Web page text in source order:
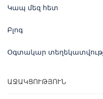
Կապ մեզ հետ
Բլոգ
Օգտակար
ԱՋԱԿՑՈՒԹՅՈՒՆ